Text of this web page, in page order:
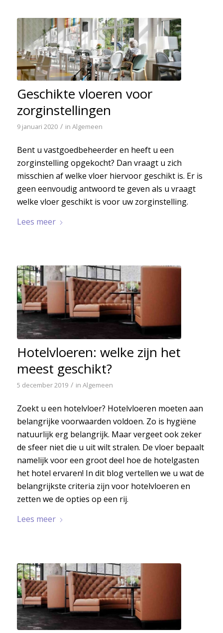
Geschikte vloeren voor
zorginstellingen
9 januari 2020 / in Algemeen
Bent u vastgoedbeheerder en heeft u een
zorginstelling opgekocht? Dan vraagt u zich
misschien af welke vloer hiervoor geschikt is. Er is
geen eenvoudig antwoord te geven als u vraagt
welke vloer geschikt is voor uw zorginstelling.
Lees meer
Hotelvloeren: welke zijn het
meest geschikt?
5 december 2019 / in Algemeen
Zoekt u een hotelvloer? Hotelvloeren moeten aan
belangrijke voorwaarden voldoen. Zo is hygiëne
natuurlijk erg belangrijk. Maar vergeet ook zeker
de sfeer niet die u uit wilt stralen. De vloer bepaalt
namelijk voor een groot deel hoe de hotelgasten
het hotel ervaren! In dit blog vertellen we u wat de
belangrijkste criteria zijn voor hotelvloeren en
zetten we de opties op een rij.
Lees meer